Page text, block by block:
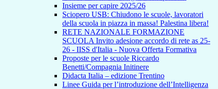
Insieme per capire 2025/26
Sciopero USB: Chiudono le scuole, lavoratori
della scuola in piazza in massa! Palestina libera!
RETE NAZIONALE FORMAZIONE
SCUOLA Invito adesione accordo di rete as 25-
26 - IISS d'Italia - Nuova Offerta Formativa
Proposte per le scuole Riccardo
Benetti/Compagnia Initinere
Didacta Italia – edizione Trentino
Linee Guida per l’introduzione dell’Intelligenza